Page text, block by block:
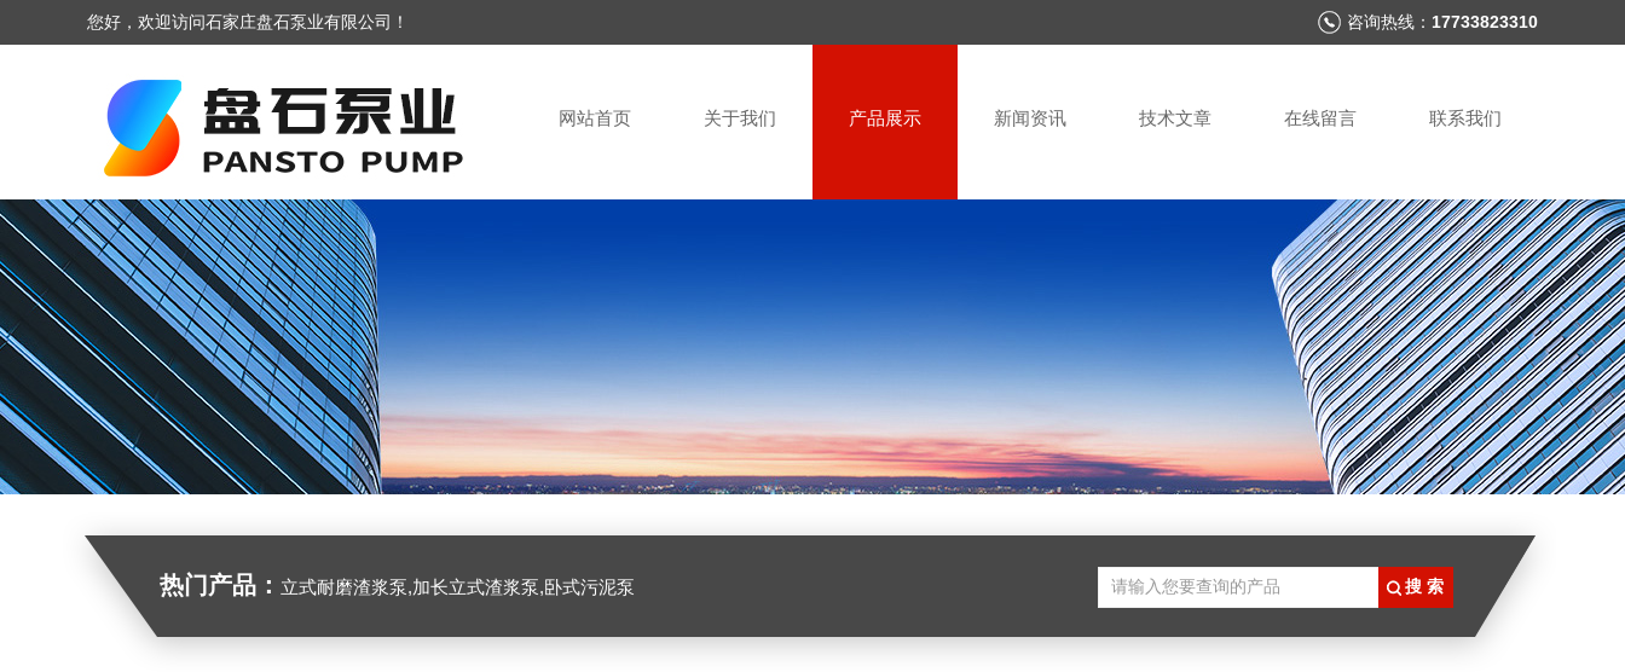
您好，欢迎访问石家庄盘石泵业有限公司！ 咨询热线： 17733823310
网站首页 关于我们 产品展示 新闻资讯 技术文章 在线留言 联系我们
热门产品： 立式耐磨渣浆泵,加长立式渣浆泵,卧式污泥泵